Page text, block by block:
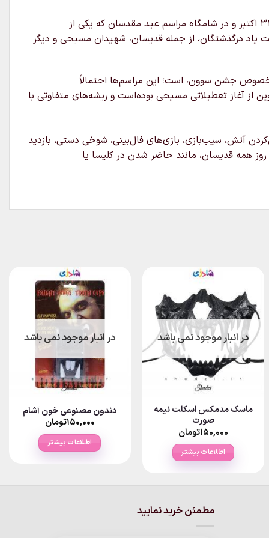
(Hallows’ Evening) به معنای عصر قدیسان است، جشنی است که در ۳۱ اکتبر و در شامگاه مراسم عید مقدسان که یکی از
یاد درگذشتگان، از جمله قدیسان، شهیدان مسیحی و دیگر
خصوص جشن سوون، است؛ این مراسم‌ها احتمالاً
از آغاز تعطیلاتی مسیحی بوده‌است و ریشه‌های متفاوتی با
آتش، سیب‌بازی، بازی‌های فال‌بینی، شوخی دستی، بازدید
همه قدیسان، مانند حاضر شدن در کلیسا یا
در انبار موجود نمی باشد
ماسک مدمکس اسکلت نیمه
صورت
۱۵۰,۰۰۰تومان
اطلاعات بیشتر
در انبار موجود نمی باشد
دندون مصنوعی خون آشام
۱۵۰,۰۰۰تومان
اطلاعات بیشتر
مطمئن خرید نمایید